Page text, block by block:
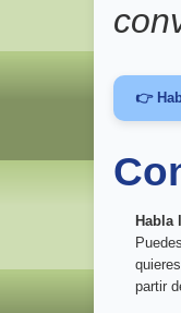
👉
Habla
partir